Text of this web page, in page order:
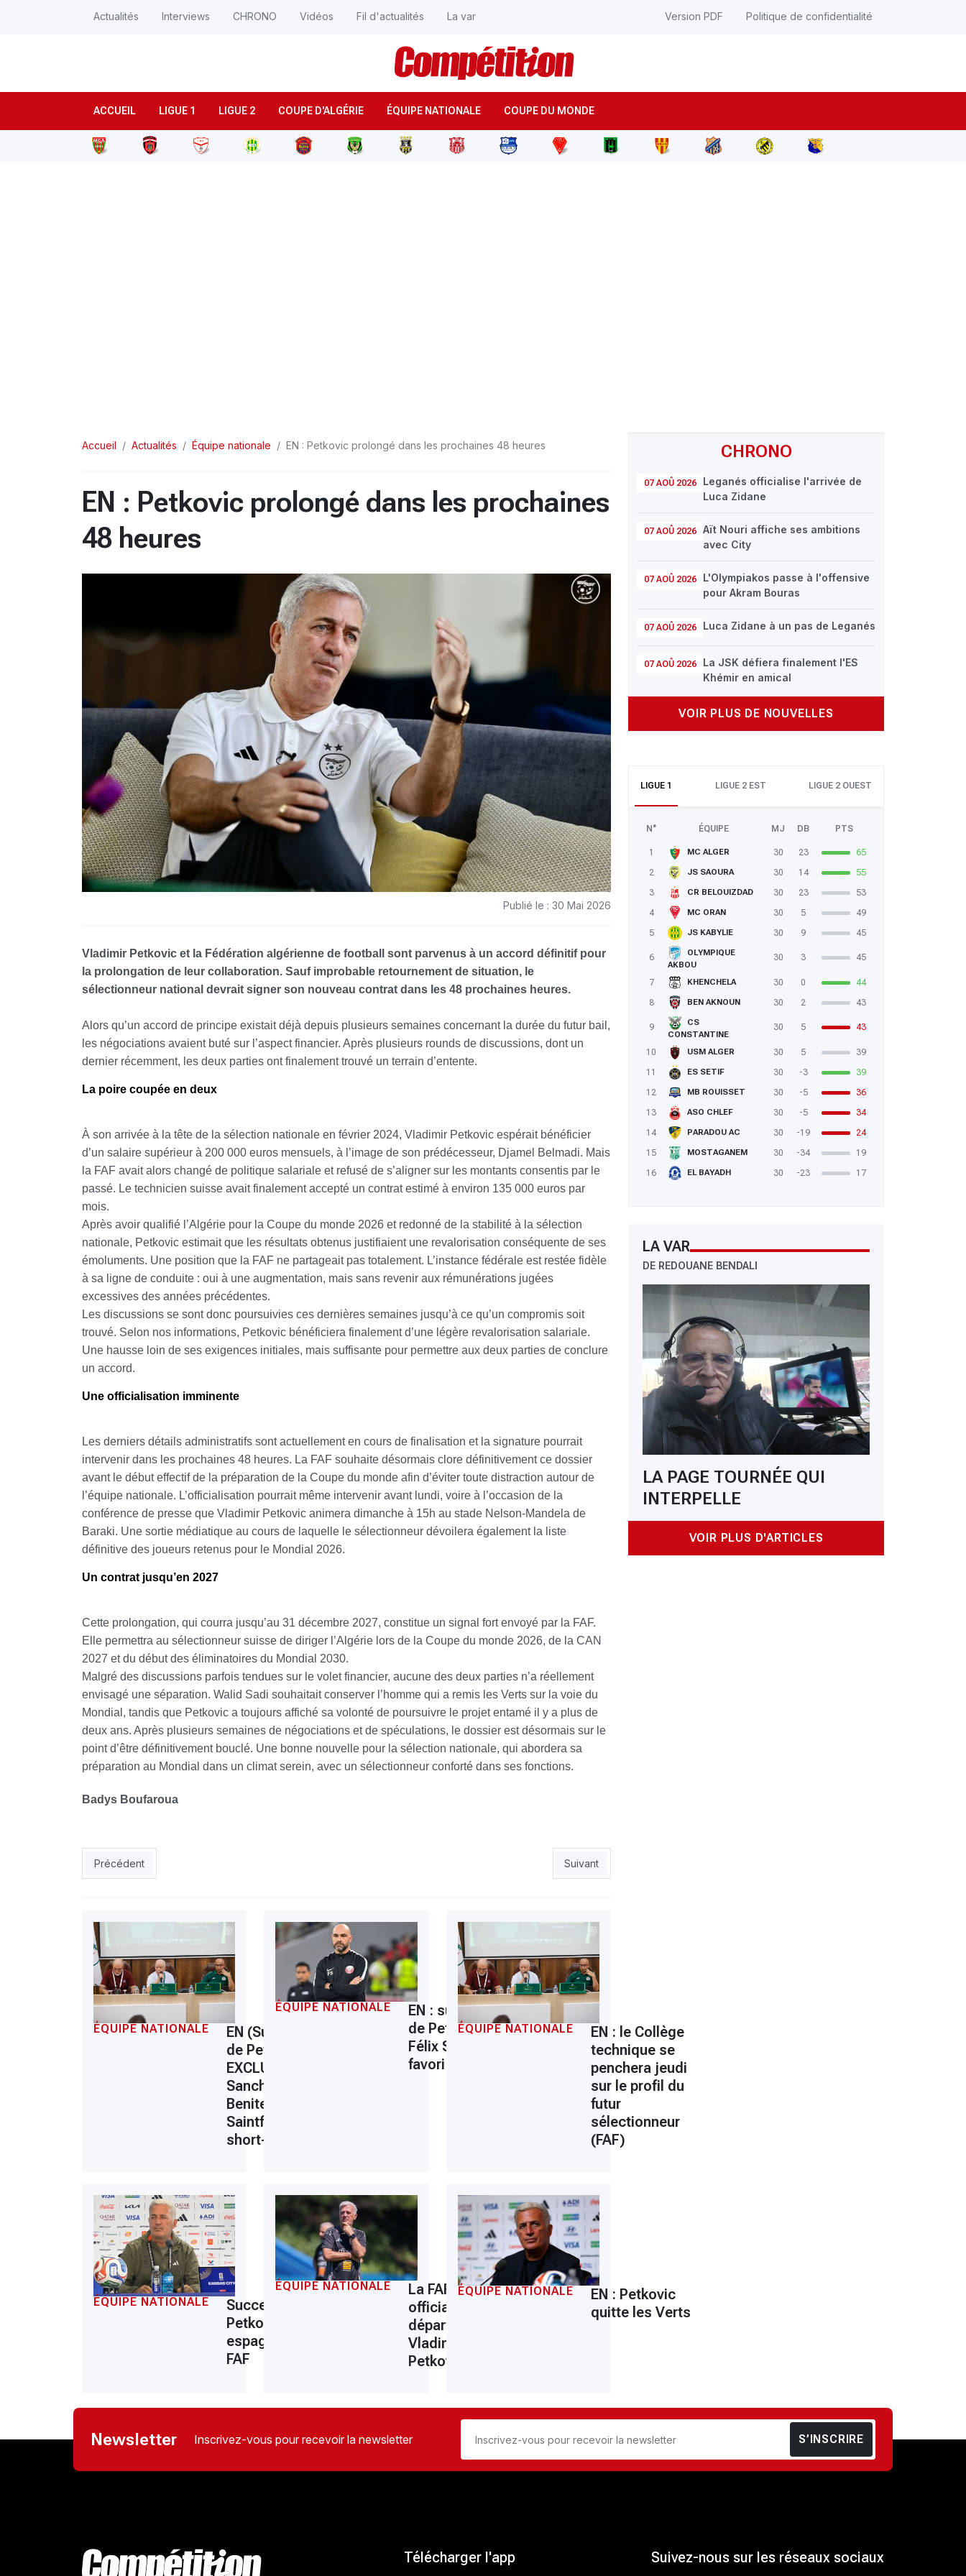
ACCUEIL LIGUE 1 LIGUE 2 COUPE D'ALGÉRIE ÉQUIPE NATIONALE COUPE DU MONDE
Actualités Interviews CHRONO Vidéos Fil d'actualités La var Version PDF Politique de confidentialité
CHRONO
07 AOÛ 2026
Leganés officialise l'arrivée de
Luca Zidane
07 AOÛ 2026
Aït Nouri affiche ses ambitions
avec City
07 AOÛ 2026
L'Olympiakos passe à l'offensive
pour Akram Bouras
07 AOÛ 2026 Luca Zidane à un pas de Leganés
07 AOÛ 2026
La JSK défiera finalement l'ES
Khémir en amical
VOIR PLUS DE NOUVELLES
LIGUE 1 LIGUE 2 EST LIGUE 2 OUEST
N° ÉQUIPE MJ DB PTS
1 MC ALGER 30 23
65
2
JS SAOURA 30 14
55
3
CR BELOUIZDAD 30 23
53
4
MC ORAN 30 5
49
5
JS KABYLIE 30 9 45
6
OLYMPIQUE
AKBOU
30 3 45
7 KHENCHELA 30 0
44
8
BEN AKNOUN 30 2 43
9
CS
CONSTANTINE
30 5 43
10 USM ALGER 30 5
39
11
ES SETIF 30 -3
39
12
MB ROUISSET 30 -5
36
13
ASO CHLEF 30 -5
34
14
PARADOU AC 30 -19
24
15
MOSTAGANEM 30 -34
19
16
EL BAYADH 30 -23 17
LA VAR
DE REDOUANE BENDALI
LA PAGE TOURNÉE QUI
INTERPELLE
VOIR PLUS D'ARTICLES
Accueil Actualités Équipe nationale EN : Petkovic prolongé dans les prochaines 48 heures
EN : Petkovic prolongé dans les prochaines
48 heures
Publié le : 30 Mai 2026
Vladimir Petkovic et la Fédération algérienne de football sont parvenus à un accord définitif pour
la prolongation de leur collaboration. Sauf improbable retournement de situation, le
sélectionneur national devrait signer son nouveau contrat dans les 48 prochaines heures.
Alors qu’un accord de principe existait déjà depuis plusieurs semaines concernant la durée du futur bail,
les négociations avaient buté sur l’aspect financier. Après plusieurs rounds de discussions, dont un
dernier récemment, les deux parties ont finalement trouvé un terrain d’entente.
La poire coupée en deux
À son arrivée à la tête de la sélection nationale en février 2024, Vladimir Petkovic espérait bénéficier
d’un salaire supérieur à 200 000 euros mensuels, à l’image de son prédécesseur, Djamel Belmadi. Mais
la FAF avait alors changé de politique salariale et refusé de s’aligner sur les montants consentis par le
passé. Le technicien suisse avait finalement accepté un contrat estimé à environ 135 000 euros par
mois.
Après avoir qualifié l’Algérie pour la Coupe du monde 2026 et redonné de la stabilité à la sélection
nationale, Petkovic estimait que les résultats obtenus justifiaient une revalorisation conséquente de ses
émoluments. Une position que la FAF ne partageait pas totalement. L’instance fédérale est restée fidèle
à sa ligne de conduite : oui à une augmentation, mais sans revenir aux rémunérations jugées
excessives des années précédentes.
Les discussions se sont donc poursuivies ces dernières semaines jusqu’à ce qu’un compromis soit
trouvé. Selon nos informations, Petkovic bénéficiera finalement d’une légère revalorisation salariale.
Une hausse loin de ses exigences initiales, mais suffisante pour permettre aux deux parties de conclure
un accord.
Une officialisation imminente
Les derniers détails administratifs sont actuellement en cours de finalisation et la signature pourrait
intervenir dans les prochaines 48 heures. La FAF souhaite désormais clore définitivement ce dossier
avant le début effectif de la préparation de la Coupe du monde afin d’éviter toute distraction autour de
l’équipe nationale. L’officialisation pourrait même intervenir avant lundi, voire à l’occasion de la
conférence de presse que Vladimir Petkovic animera dimanche à 15h au stade Nelson-Mandela de
Baraki. Une sortie médiatique au cours de laquelle le sélectionneur dévoilera également la liste
définitive des joueurs retenus pour le Mondial 2026.
Un contrat jusqu’en 2027
Cette prolongation, qui courra jusqu’au 31 décembre 2027, constitue un signal fort envoyé par la FAF.
Elle permettra au sélectionneur suisse de diriger l’Algérie lors de la Coupe du monde 2026, de la CAN
2027 et du début des éliminatoires du Mondial 2030.
Malgré des discussions parfois tendues sur le volet financier, aucune des deux parties n’a réellement
envisagé une séparation. Walid Sadi souhaitait conserver l’homme qui a remis les Verts sur la voie du
Mondial, tandis que Petkovic a toujours affiché sa volonté de poursuivre le projet entamé il y a plus de
deux ans. Après plusieurs semaines de négociations et de spéculations, le dossier est désormais sur le
point d’être définitivement bouclé. Une bonne nouvelle pour la sélection nationale, qui abordera sa
préparation au Mondial dans un climat serein, avec un sélectionneur conforté dans ses fonctions.
Badys Boufaroua
Article précédent : Mondial 2026 : Zidane dans les 26, Bellazoug recalé
Précédent Article suivant : Coupe du monde 2026 : les Verts relancent la préparation
Suivant
ÉQUIPE NATIONALE
EN (Succession
de Petkovic)
EXCLUSIF :
Sanchez,
Benitez et
Saintfiet dans la
short-list finale
ÉQUIPE NATIONALE
EN : succession
de Petkovic,
Félix Sánchez
favori
ÉQUIPE NATIONALE
EN : le Collège
technique se
penchera jeudi
sur le profil du
futur
sélectionneur
(FAF)
ÉQUIPE NATIONALE
Succession de
Petkovic : le pari
espagnol de la
FAF
ÉQUIPE NATIONALE
La FAF
officialise le
départ de
Vladimir
Petkovic
ÉQUIPE NATIONALE
EN : Petkovic
quitte les Verts
Newsletter Inscrivez-vous pour recevoir la newsletter S’INSCRIRE
Télécharger l'app Suivez-nous sur les réseaux sociaux